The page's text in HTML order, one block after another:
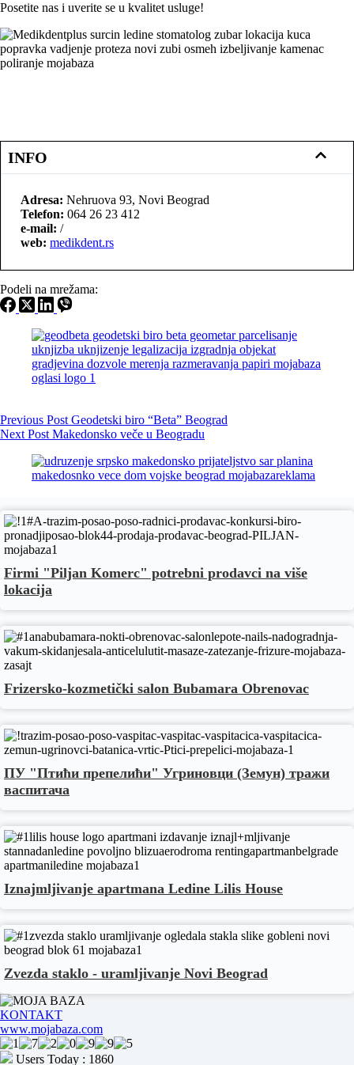
Posetite nas i uverite se u kvalitet usluge!
INFO
Adresa: Nehruova 93, Novi Beograd
Telefon: 064 26 23 412
e-mail: /
web: medikdent.rs
Podeli na mrežama:
Previous Post Geodetski biro “Beta” Beograd
Next Post Makedonsko veče u Beogradu
Firmi "Piljan Komerc" potrebni prodavci na više
lokacija
Frizersko-kozmetički salon Bubamara Obrenovac
ПУ "Птићи препелићи" Угриновци (Земун) тражи
васпитача
Iznajmljivanje apartmana Ledine Lilis House
Zvezda staklo - uramljivanje Novi Beograd
KONTAKT
www.mojabaza.com
Users Today : 1860